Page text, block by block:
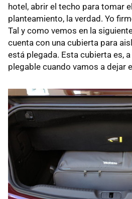
hotel, abrir el techo para tomar
planteamiento, la verdad. Yo
Tal y como vemos en la
cuenta con una cubierta para
está plegada. Esta cubierta es,
plegable cuando vamos a dejar